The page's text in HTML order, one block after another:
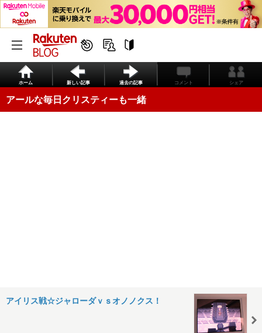
ホーム 新しい記事 過去の記事 コメント シェア
アールな毎日クリスティーも一緒
アイリス戦☆ジャローダｖｓオノノクス！